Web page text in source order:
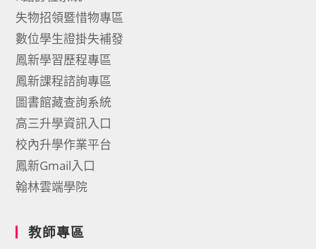
失物招領暨惜物專區
數位學生證掛失補發
鳳新學習歷程專區
鳳新課程諮詢專區
圖書館藏查詢系統
高三升學資訊入口
校內升學作業平台
鳳新Gmail入口
翰林雲端學院
教師專區